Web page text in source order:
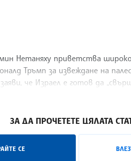
Нетаняху приветства
Тръмп за извеждане на
че Израел е готов да
ЗА ДА ПРОЧЕТЕТЕ ЦЯЛАТА
СЕ